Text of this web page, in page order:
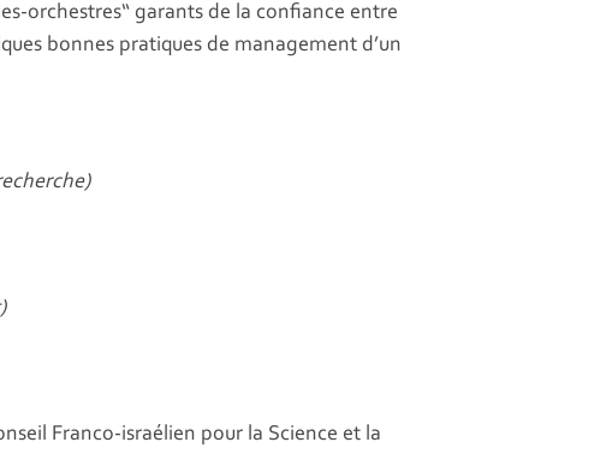
orchestres“ garants de la confiance entre
bonnes pratiques de management d’un
Franco-israélien pour la Science et la